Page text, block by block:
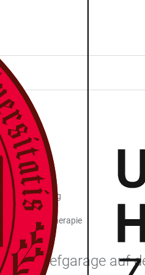
Heidelberg
und Psychotherapie
Tiefgarage auf